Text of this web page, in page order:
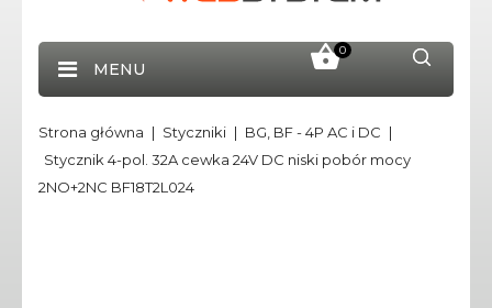
0
MENU
Strona główna Styczniki
BG, BF - 4P AC i DC
Stycznik 4-pol. 32A cewka 24V DC niski pobór mocy
2NO+2NC BF18T2L024